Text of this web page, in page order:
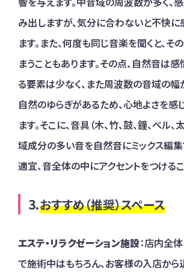
み出しますが、気分に合わないと不快に
ます。また、何度も同じ音楽を聞くと、そ
まうこともあります。その点、自然音は
る要素は少なく、また周波数の音域の幅
自然のゆらぎがあるため、心地よさを感
ます。そこに、音具（木、竹、鼓、鐘、ベル、
域成分の多い音を自然音にミックス編集
適宜、音全体の中にアクセントをつける
おすすめ（推奨）スペース
エステ・リラクゼーション施設：店内全
で施術中はもちろん、お客様の入店から